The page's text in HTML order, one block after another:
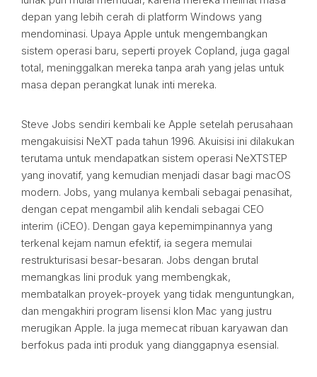
depan yang lebih cerah di platform Windows yang
mendominasi. Upaya Apple untuk mengembangkan
sistem operasi baru, seperti proyek Copland, juga gagal
total, meninggalkan mereka tanpa arah yang jelas untuk
masa depan perangkat lunak inti mereka.
Steve Jobs sendiri kembali ke Apple setelah perusahaan
mengakuisisi NeXT pada tahun 1996. Akuisisi ini dilakukan
terutama untuk mendapatkan sistem operasi NeXTSTEP
yang inovatif, yang kemudian menjadi dasar bagi macOS
modern. Jobs, yang mulanya kembali sebagai penasihat,
dengan cepat mengambil alih kendali sebagai CEO
interim (iCEO). Dengan gaya kepemimpinannya yang
terkenal kejam namun efektif, ia segera memulai
restrukturisasi besar-besaran. Jobs dengan brutal
memangkas lini produk yang membengkak,
membatalkan proyek-proyek yang tidak menguntungkan,
dan mengakhiri program lisensi klon Mac yang justru
merugikan Apple. Ia juga memecat ribuan karyawan dan
berfokus pada inti produk yang dianggapnya esensial.